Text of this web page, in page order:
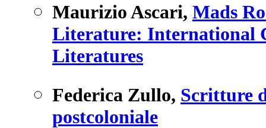
Maurizio Ascari, Mads
Literature: International
Literatures
Federica Zullo, Scritture
postcoloniale